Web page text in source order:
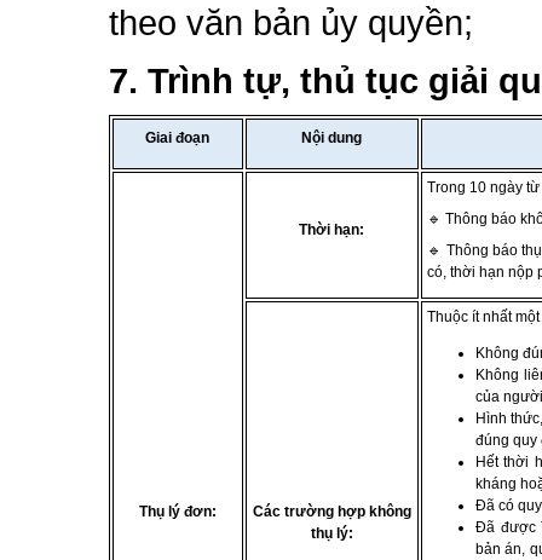
theo văn bản ủy quyền;
7. Trình tự, thủ tục giải
Giai đoạn Nội dung
Thụ lý đơn:
Thời hạn:
Trong 10 ngày
🔹 Thông báo
🔹 Thông báo
có, thời hạn nộp
Các trường hợp không
thụ lý:
Thuộc ít nhất
Không
Không
của
Hình
đúng quy
Hết thời
kháng
Đã có
Đã được
bản án,